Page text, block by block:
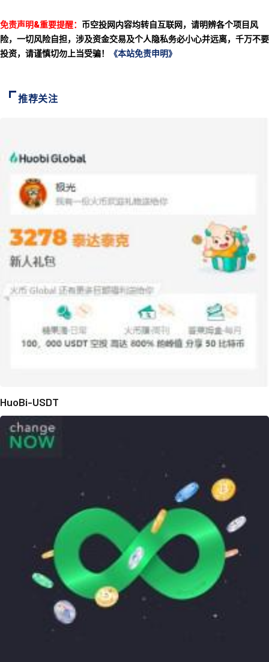
免责声明&重要提醒： 币空投网内容均转自互联网，请明辨各个项目风
险，一切风险自担，涉及资金交易及个人隐私务必小心并远离，千万不要
投资，请谨慎切勿上当受骗！
《本站免责申明》
推荐关注
HuoBi-USDT